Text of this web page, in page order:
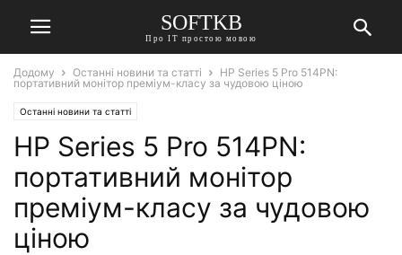
SOFTKB
Про ІТ простою мовою
Додому Останні новини та статті
HP Series 5 Pro 514PN:
портативний монітор преміум-класу за чудовою ціною
Останні новини та статті
HP Series 5 Pro 514PN:
портативний монітор
преміум-класу за чудовою
ціною